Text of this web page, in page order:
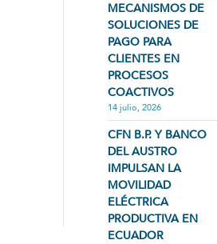
MECANISMOS DE
SOLUCIONES DE
PAGO PARA
CLIENTES EN
PROCESOS
COACTIVOS
14 julio, 2026
CFN B.P. Y BANCO
DEL AUSTRO
IMPULSAN LA
MOVILIDAD
ELÉCTRICA
PRODUCTIVA EN
ECUADOR